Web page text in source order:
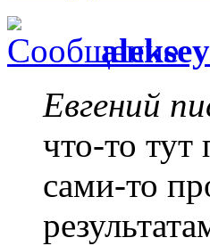
Евгений
что-то
сами-то